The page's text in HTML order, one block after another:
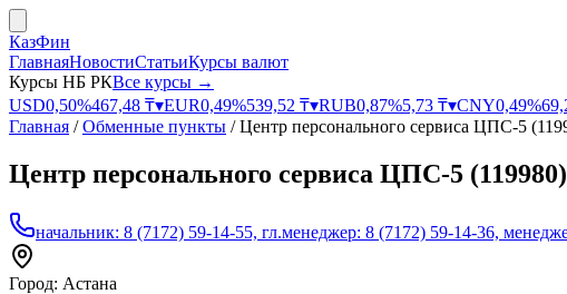
КазФин
ГлавнаяНовостиСтатьиКурсы валют
Курсы НБ РКВсе курсы →
USD0,50%467,48 ₸▾EUR0,49%539,52 ₸▾RUB0,87%5,73 ₸▾CNY0,49%
Главная /Обменные пункты /Центр персонального сервиса ЦПС-5
Центр персонального сервиса ЦПС-5 (119980)
начальник: 8 (7172) 59-14-55, гл.менеджер: 8 (7172) 59-14-36,
Город: Астана